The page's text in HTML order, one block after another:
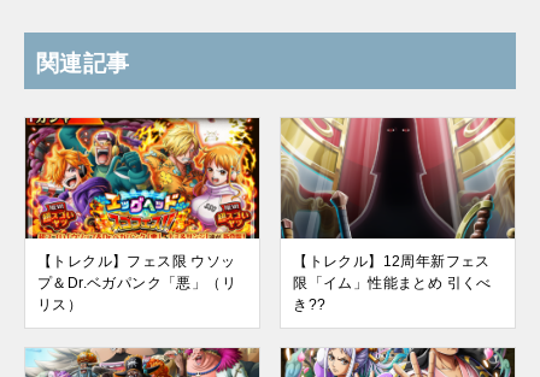
関連記事
【トレクル】フェス限 ウソッ
プ＆Dr.ベガパンク「悪」（リ
リス）
【トレクル】12周年新フェス
限「イム」性能まとめ 引くべ
き??